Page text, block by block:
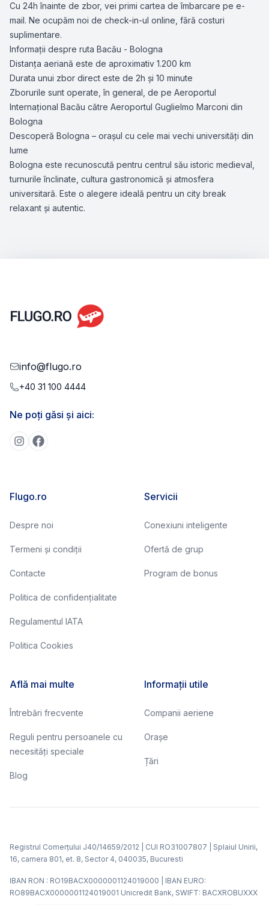
Cu 24h înainte de zbor, vei primi cartea de îmbarcare pe e-
mail. Ne ocupăm noi de check-in-ul online, fără costuri
suplimentare.
Informații despre ruta Bacău - Bologna
Distanța aeriană este de aproximativ 1.200 km
Durata unui zbor direct este de 2h și 10 minute
Zborurile sunt operate, în general, de pe Aeroportul
Internațional Bacău către Aeroportul Guglielmo Marconi din
Bologna
Descoperă Bologna – orașul cu cele mai vechi universități din
lume
Bologna este recunoscută pentru centrul său istoric medieval,
turnurile înclinate, cultura gastronomică și atmosfera
universitară. Este o alegere ideală pentru un city break
relaxant și autentic.
info@flugo.ro
+40 31 100 4444
Ne poți găsi și aici:
Flugo.ro
Despre noi
Termeni și condiții
Contacte
Politica de confidențialitate
Regulamentul IATA
Politica Cookies
Servicii
Conexiuni inteligente
Ofertă de grup
Program de bonus
Află mai multe
Întrebări frecvente
Reguli pentru persoanele cu
necesități speciale
Blog
Informații utile
Companii aeriene
Orașe
Țări
Registrul Comerțului J40/14659/2012 | CUI RO31007807 | Splaiul Unirii,
16, camera 801, et. 8, Sector 4, 040035, Bucuresti
IBAN RON : RO19BACX0000001124019000 | IBAN EURO:
RO89BACX0000001124019001 Unicredit Bank, SWIFT: BACXROBUXXX